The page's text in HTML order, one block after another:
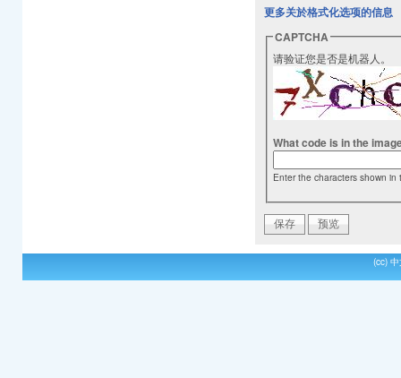
更多关於格式化选项的信息
CAPTCHA
请验证您是否是机器人。
What code is in the
Enter the characters shown in
(cc)中